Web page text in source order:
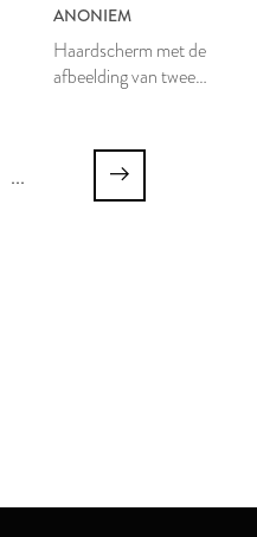
ANONIEM
Haardscherm met de
afbeelding van twee
...